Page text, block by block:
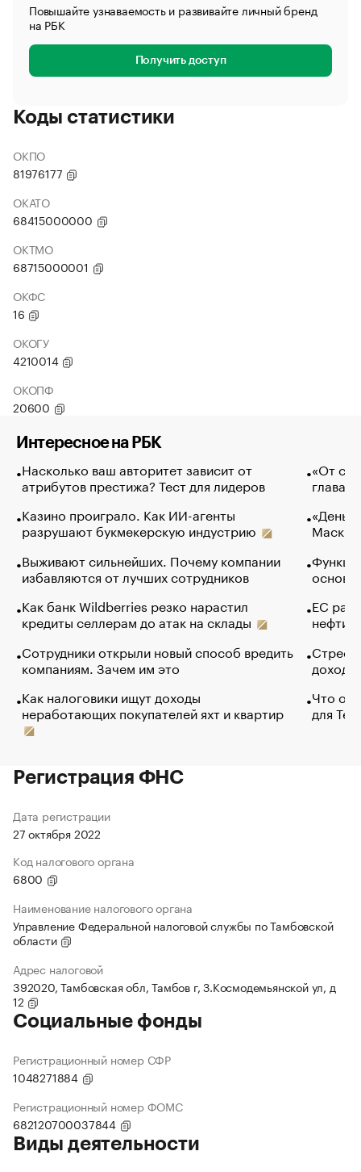
Повышайте узнаваемость и развивайте личный бренд
на РБК
Получить доступ
Коды статистики
ОКПО
81976177
ОКАТО
68415000000
ОКТМО
68715000001
ОКФС
16
ОКОГУ
4210014
ОКОПФ
20600
Интересное на РБК
Насколько ваш авторитет зависит от
атрибутов престижа? Тест для лидеров
Казино проиграло. Как ИИ-агенты
разрушают букмекерскую индустрию
Выживают сильнейших. Почему компании
избавляются от лучших сотрудников
Как банк Wildberries резко нарастил
кредиты селлерам до атак на склады
Сотрудники открыли новый способ вредить
компаниям. Зачем им это
Как налоговики ищут доходы
неработающих покупателей яхт и квартир
«От
глава
Маск в
основ
ЕС
нефти
Что
для
Регистрация ФНС
Дата регистрации
27 октября 2022
Код налогового органа
6800
Наименование налогового органа
Управление Федеральной налоговой службы по Тамбовской
области
Адрес налоговой
392020, Тамбовская обл, Тамбов г, З.Космодемьянской ул, д
12
Социальные фонды
Регистрационный номер СФР
1048271884
Регистрационный номер ФОМС
682120700037844
Виды деятельности